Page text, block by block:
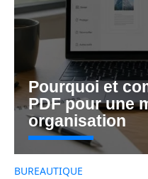
Pourquoi et
PDF pour une
organisation
BUREAUTIQUE